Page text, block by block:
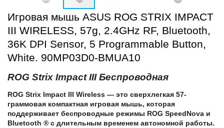
Игровая мышь ASUS ROG STRIX IMPACT
III WIRELESS, 57g, 2.4GHz RF, Bluetooth,
36K DPI Sensor, 5 Programmable Button,
White. 90MP03D0-BMUA10
ROG Strix Impact III Беспроводная
ROG Strix Impact III Wireless — это сверхлегкая 57-
граммовая компактная игровая мышь, которая
поддерживает беспроводные режимы ROG SpeedNova и
Bluetooth ® с длительным временем автономной работы.